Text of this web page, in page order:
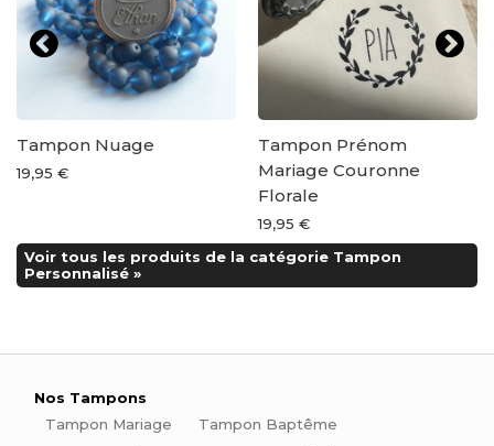
Tampon Nuage
19,95 €
Tampon Prénom
Mariage Couronne
Florale
19,95 €
Voir tous les produits de la catégorie Tampon
Personnalisé »
Nos Tampons
Tampon Mariage
Tampon Baptême